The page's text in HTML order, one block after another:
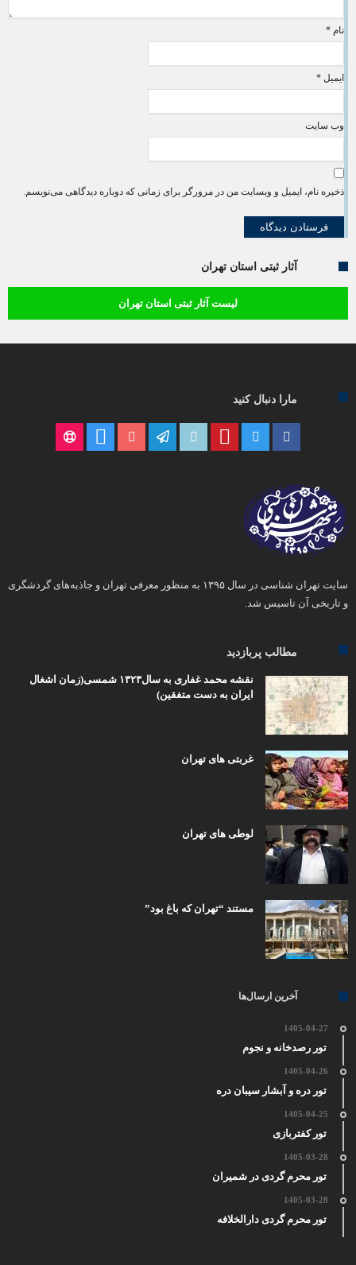
نام *
ایمیل *
وب‌ سایت
ذخیره نام، ایمیل و وبسایت من در مرورگر برای زمانی که دوباره دیدگاهی می‌نویسم.
آثار ثبتی استان تهران
لیست آثار ثبتی استان تهران
مارا دنبال کنید
سایت تهران شناسی در سال ۱۳۹۵ به منظور معرفی تهران و جاذبه‌های گردشگری
و تاریخی آن تاسیس شد.
مطالب پربازدید
نقشه محمد غفاری به سال۱۳۲۳ شمسی(زمان اشغال
ایران به دست متفقین)
غربتی های تهران
لوطی های تهران
مستند “تهران که باغ بود”
آخرین ارسال‌ها
1405-04-27
تور رصدخانه و نجوم
1405-04-26
تور دره و آبشار سیبان دره
1405-04-25
تور کفتربازی
1405-03-28
تور محرم گردی در شمیران
1405-03-28
تور محرم گردی دارالخلافه